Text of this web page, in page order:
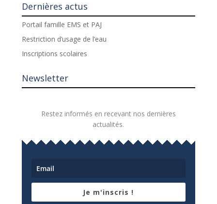
Dernières actus
Portail famille EMS et PAJ
Restriction d’usage de l’eau
Inscriptions scolaires
Newsletter
Restez informés en recevant nos dernières
actualités.
Je m'inscris !